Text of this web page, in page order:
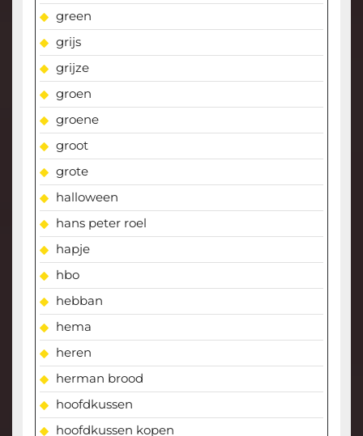
green
grijs
grijze
groen
groene
groot
grote
halloween
hans peter roel
hapje
hbo
hebban
hema
heren
herman brood
hoofdkussen
hoofdkussen kopen